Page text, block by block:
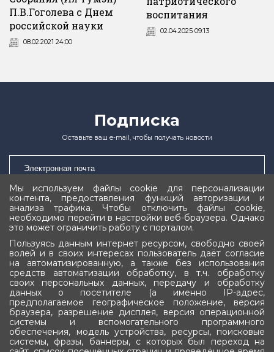
П.В.Гоголева с Днем
российской науки
08.02.2021 24:00
воспитания
02.04.2025 09:13
Подписка
Оставьте ваш e-mail, чтобы получать новости
Подписаться
Государственное Собрание (Ил Тумэн)
Республики Саха (Якутия)
Мы используем файлы cookie для персонализации
контента, предоставления функций авторизации и
анализа трафика. Чтобы отключить файлы cookie,
необходимо перейти в настройки веб-браузера. Однако
это может ограничить работу с порталом.
Пользуясь данным интернет ресурсом, свободно своей
волей и в своих интересах пользователь даёт согласие
на автоматизированную, а также без использования
средств автоматизации обработку, в т.ч. обработку
своих персональных данных, передачу и обработку
данных о посетителе (а именно IP-адрес,
предполагаемое географическое положение, версия
браузера, разрешение дисплея, версия операционной
системы и вспомогательного программного
обеспечения, модель устройства, ресурсы, поисковые
системы, фразы, баннеры, с которых был переход на